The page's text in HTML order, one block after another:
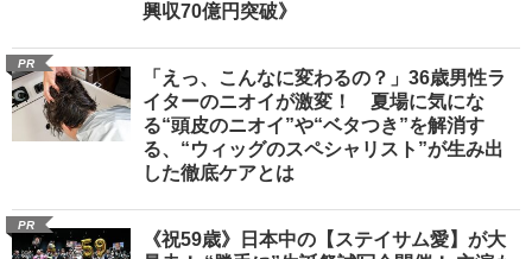
興収70億円突破》
PR
「えっ、こんなに変わるの？」36歳男性ラ
イターのニオイが激変！ 夏場に気にな
る“頭皮のニオイ”や“ベタつき”を解消す
る、“ウィッグのスペシャリスト”が生み出
した徹底ケアとは
PR
《祝59歳》日本中の【ステイサム愛】が大